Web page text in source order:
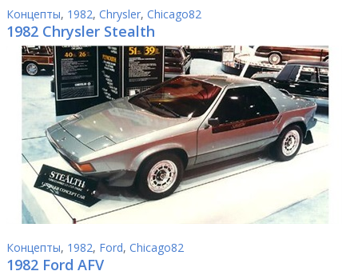
Концепты, 1982, Chrysler, Chicago82
1982 Chrysler Stealth
Концепты, 1982, Ford, Chicago82
1982 Ford AFV